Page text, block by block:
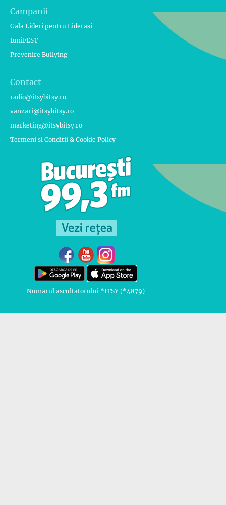
Campanii
Gala Lideri pentru Liderasi
1uniFEST
Prevenire Bullying
Contact
radio@itsybitsy.ro
vanzari@itsybitsy.ro
marketing@itsybitsy.ro
Termeni si Conditii & Cookie Policy
Numarul ascultatorului *ITSY (*4879)